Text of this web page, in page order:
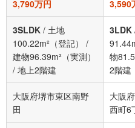
3,790万円 3,590
3SLDK / 土地
100.22m²（登記）
/
建物96.39m²（実測）
/ 地上2階建
3LDK
物
2階建
大阪府堺市東区南野
田
大阪
西町6